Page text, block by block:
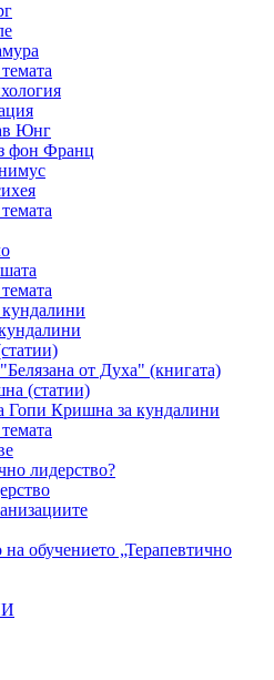
Юнг
фон Франц
от Духа" (книгата)
(статии)
Гопи Кришна за кундалини
лидерство?
обучението „Терапевтично